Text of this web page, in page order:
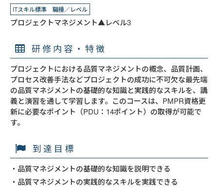
ITスキル標準 職種／レベル
プロジェクトマネジメント▲レベル3
研修内容・特徴
プロジェクトにおける品質マネジメントの概念、品質計画、
プロセス改善手法などプロジェクトの成功に不可欠な最先端
の品質マネジメントの基礎的な知識と実践的なスキルを、講
義と演習を通して学習します。このコースは、PMPR資格更
新に必要なポイント（PDU：14ポイント）の取得が可能で
す。
到達目標
・品質マネジメントの基礎的な知識を説明できる
・品質マネジメントの実践的なスキルを実践できる